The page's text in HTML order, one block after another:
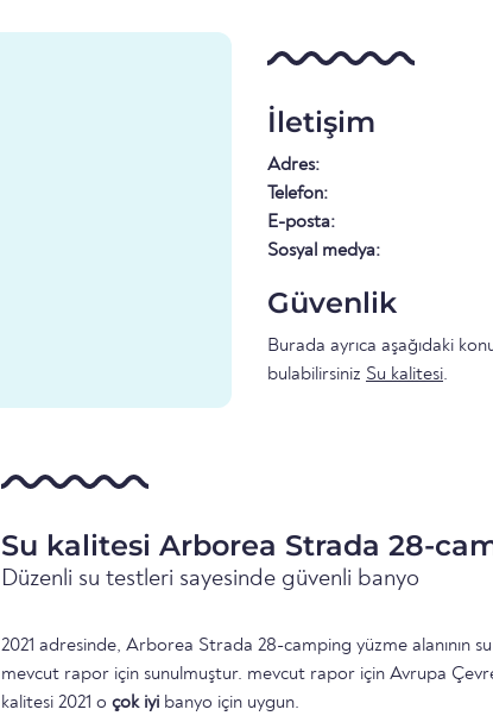
İletişim
Adres:
Telefon:
E-posta:
Sosyal medya:
Güvenlik
Burada ayrıca aşağıdaki
bulabilirsiniz Su kalitesi.
Su kalitesi Arborea Strada 28-
Düzenli su testleri sayesinde güvenli banyo
2021 adresinde, Arborea Strada 28-camping yüzme alanının
mevcut rapor için sunulmuştur. mevcut rapor için Avrupa
kalitesi 2021 o çok iyi banyo için uygun.